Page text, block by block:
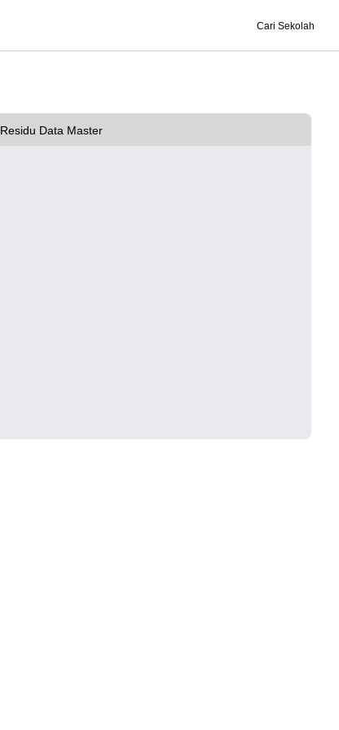
Cari Sekolah
Residu Data Master